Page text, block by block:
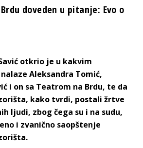
doveden u pitanje: Evo o
otkrio je u kakvim
Aleksandra Tomić,
i on sa Teatrom na Brdu, te da
kako tvrdi, postali žrtve
ljudi, zbog čega su i na sudu,
i zvanično saopštenje